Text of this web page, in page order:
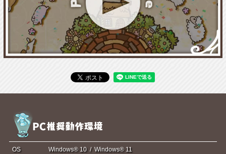
OS Windows® 10 / Windows® 11